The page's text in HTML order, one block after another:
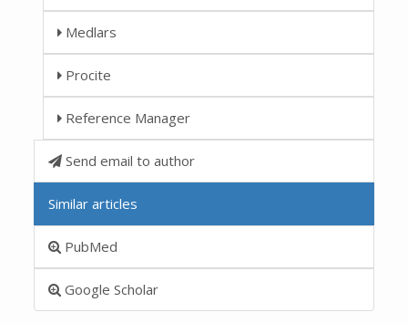
Medlars
Procite
Reference Manager
Send email to author
Similar articles
PubMed
Google Scholar